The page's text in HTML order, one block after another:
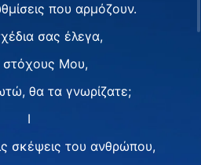
που αρμόζουν.
σας έλεγα,
στόχους Μου,
θα τα γνωρίζατε;
Ⅰ
σκέψεις του ανθρώπου,